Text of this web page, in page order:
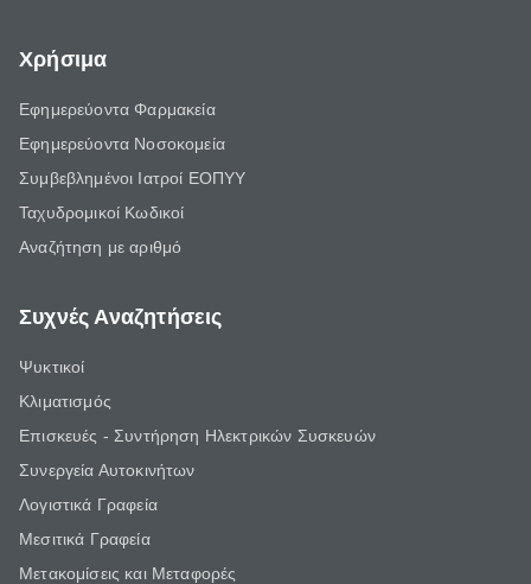
Χρήσιμα
Εφημερεύοντα Φαρμακεία
Εφημερεύοντα Νοσοκομεία
Συμβεβλημένοι Ιατροί ΕΟΠΥΥ
Ταχυδρομικοί Κωδικοί
Αναζήτηση με αριθμό
Συχνές Αναζητήσεις
Ψυκτικοί
Κλιματισμός
Επισκευές - Συντήρηση Ηλεκτρικών Συσκευών
Συνεργεία Αυτοκινήτων
Λογιστικά Γραφεία
Μεσιτικά Γραφεία
Μετακομίσεις και Μεταφορές